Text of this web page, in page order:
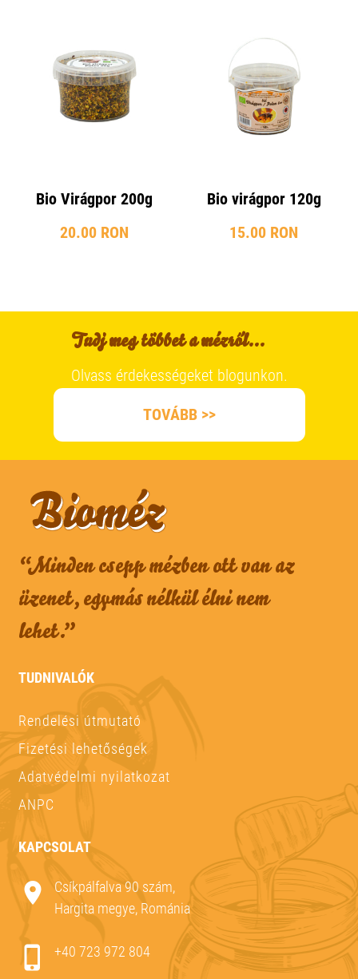
Bio Virágpor 200g
20.00 RON
Bio virágpor 120g
15.00 RON
Tudj meg többet a mézről...
Olvass érdekességeket blogunkon.
TOVÁBB >>
“Minden csepp mézben ott van az
üzenet, egymás nélkül élni nem
lehet.”
TUDNIVALÓK
Rendelési útmutató
Fizetési lehetőségek
Adatvédelmi nyilatkozat
ANPC
KAPCSOLAT
Csíkpálfalva 90 szám,
Hargita megye, Románia
+40 723 972 804